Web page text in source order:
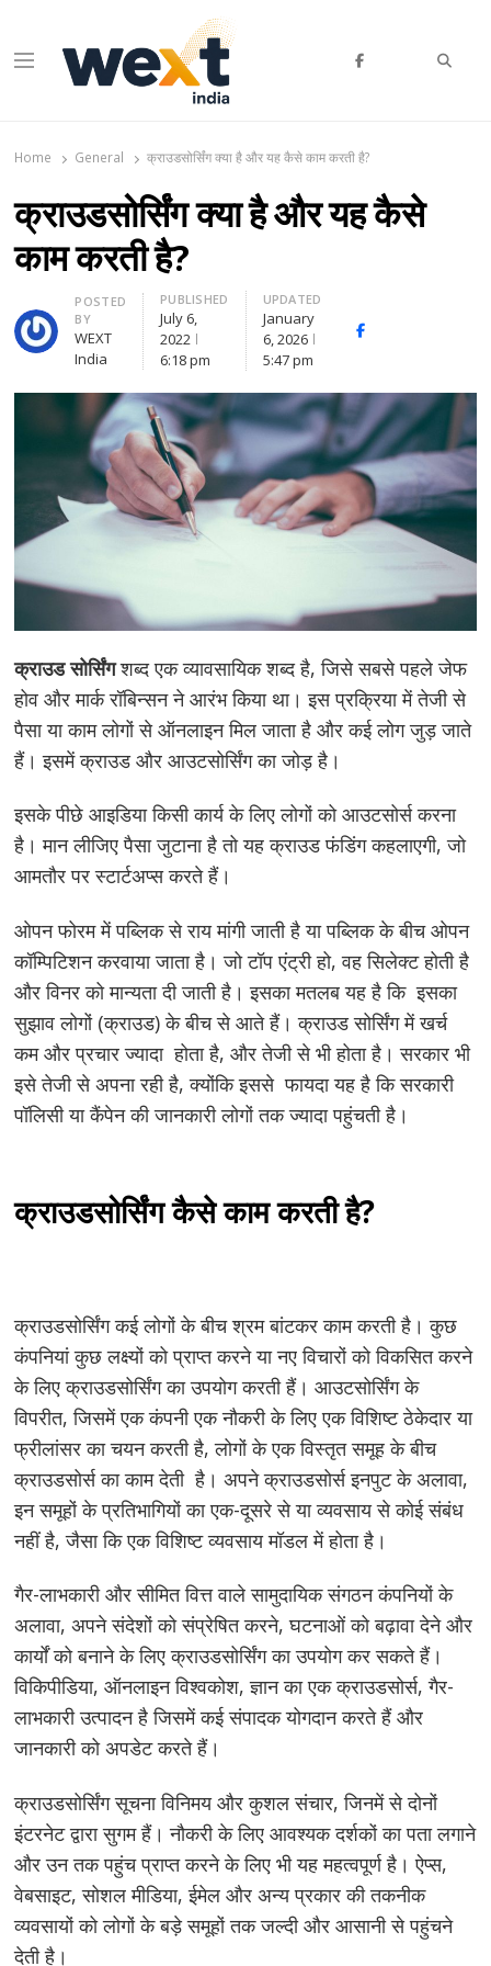
Menu
Home General क्राउडसोर्सिंग क्या है और यह कैसे काम करती है?
क्राउडसोर्सिंग क्या है और यह कैसे
काम करती है?
Author
POSTED
BY
WEXT
India
PUBLISHED
July 6,
2022
6:18 pm
UPDATED
January
6, 2026
5:47 pm
Facebook
क्राउड सोर्सिंगशब्द एक व्यावसायिक शब्द है, जिसे सबसे पहले जेफ
होव और मार्क रॉबिन्सन ने आरंभ किया था। इस प्रक्रिया में तेजी से
पैसा या काम लोगों से ऑनलाइन मिल जाता है और कई लोग जुड़ जाते
हैं। इसमें क्राउड और आउटसोर्सिंग का जोड़ है।
इसके पीछे आइडिया किसी कार्य के लिए लोगों को आउटसोर्स करना
है। मान लीजिए पैसा जुटाना है तो यह क्राउड फंडिंग कहलाएगी, जो
आमतौर पर स्टार्टअप्स करते हैं।
ओपन फोरम में पब्लिक से राय मांगी जाती है या पब्लिक के बीच ओपन
कॉम्पिटिशन करवाया जाता है। जो टॉप एंट्री हो, वह सिलेक्ट होती है
और विनर को मान्यता दी जाती है। इसका मतलब यह है कि इसका
सुझाव लोगों (क्राउड) के बीच से आते हैं। क्राउड सोर्सिंग में खर्च
कम और प्रचार ज्यादा होता है, और तेजी से भी होता है। सरकार भी
इसे तेजी से अपना रही है, क्योंकि इससे फायदा यह है कि सरकारी
पॉलिसी या कैंपेन की जानकारी लोगों तक ज्यादा पहुंचती है।
क्राउडसोर्सिंग कैसे काम करती है?
क्राउडसोर्सिंग कई लोगों के बीच श्रम बांटकर काम करती है। कुछ
कंपनियां कुछ लक्ष्यों को प्राप्त करने या नए विचारों को विकसित करने
के लिए क्राउडसोर्सिंग का उपयोग करती हैं। आउटसोर्सिंग के
विपरीत, जिसमें एक कंपनी एक नौकरी के लिए एक विशिष्ट ठेकेदार या
फ्रीलांसर का चयन करती है, लोगों के एक विस्तृत समूह के बीच
क्राउडसोर्स का काम देती है। अपने क्राउडसोर्स इनपुट के अलावा,
इन समूहों के प्रतिभागियों का एक-दूसरे से या व्यवसाय से कोई संबंध
नहीं है, जैसा कि एक विशिष्ट व्यवसाय मॉडल में होता है।
गैर-लाभकारी और सीमित वित्त वाले सामुदायिक संगठन कंपनियों के
अलावा, अपने संदेशों को संप्रेषित करने, घटनाओं को बढ़ावा देने और
कार्यों को बनाने के लिए क्राउडसोर्सिंग का उपयोग कर सकते हैं।
विकिपीडिया, ऑनलाइन विश्वकोश, ज्ञान का एक क्राउडसोर्स, गैर-
लाभकारी उत्पादन है जिसमें कई संपादक योगदान करते हैं और
जानकारी को अपडेट करते हैं।
क्राउडसोर्सिंग सूचना विनिमय और कुशल संचार, जिनमें से दोनों
इंटरनेट द्वारा सुगम हैं। नौकरी के लिए आवश्यक दर्शकों का पता लगाने
और उन तक पहुंच प्राप्त करने के लिए भी यह महत्वपूर्ण है। ऐप्स,
वेबसाइट, सोशल मीडिया, ईमेल और अन्य प्रकार की तकनीक
व्यवसायों को लोगों के बड़े समूहों तक जल्दी और आसानी से पहुंचने
देती है।